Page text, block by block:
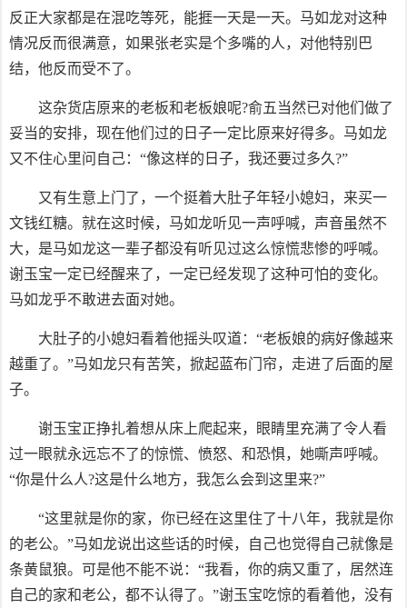
反正大家都是在混吃等死，能捱一天是一天。马如龙对这种
情况反而很满意，如果张老实是个多嘴的人，对他特别巴
结，他反而受不了。
这杂货店原来的老板和老板娘呢?俞五当然已对他们做了
妥当的安排，现在他们过的日子一定比原来好得多。马如龙
又不住心里问自己：“像这样的日子，我还要过多久?”
又有生意上门了，一个挺着大肚子年轻小媳妇，来买一
文钱红糖。就在这时候，马如龙听见一声呼喊，声音虽然不
大，是马如龙这一辈子都没有听见过这么惊慌悲惨的呼喊。
谢玉宝一定已经醒来了，一定已经发现了这种可怕的变化。
马如龙乎不敢进去面对她。
大肚子的小媳妇看着他摇头叹道：“老板娘的病好像越来
越重了。”马如龙只有苦笑，掀起蓝布门帘，走进了后面的屋
子。
谢玉宝正挣扎着想从床上爬起来，眼睛里充满了令人看
过一眼就永远忘不了的惊慌、愤怒、和恐惧，她嘶声呼喊。
“你是什么人?这是什么地方，我怎么会到这里来?”
“这里就是你的家，你已经在这里住了十八年，我就是你
的老公。”马如龙说出这些话的时候，自己也觉得自己就像是
条黄鼠狼。可是他不能不说：“我看，你的病又重了，居然连
自己的家和老公，都不认得了。”谢玉宝吃惊的看着他，没有